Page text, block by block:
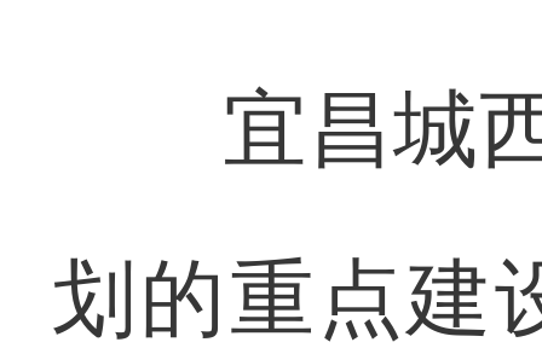
宜昌城西
划的重点建